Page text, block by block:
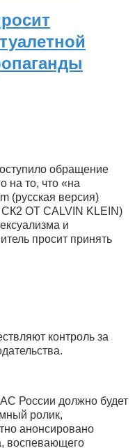
обращение
на то, что «на
(русская версия)
ОТ CALVIN KLEIN)
и
просит принять
контроль за
России должно будет
ролик,
анонсировано
воспевающего